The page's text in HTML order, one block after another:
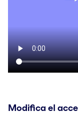
Modifica el